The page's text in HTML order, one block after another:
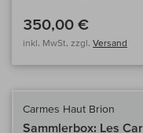
350,00 €
inkl. MwSt, zzgl. Versand
Carmes Haut Brion
Sammlerbox: Les